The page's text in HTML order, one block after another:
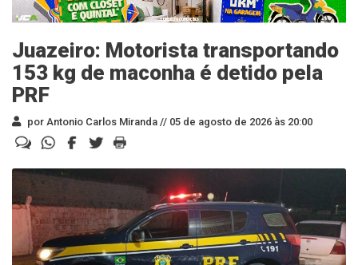
Juazeiro: Motorista transportando
153 kg de maconha é detido pela
PRF
por Antonio Carlos Miranda // 05 de agosto de 2026 às 20:00